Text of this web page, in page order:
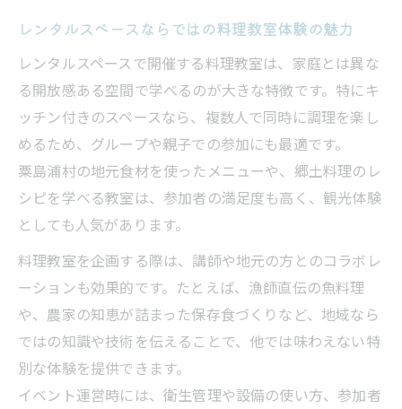
較
容
キッチン付きレンタルスペースの料金比較
ポイント
菓子製造業許可の有無をチェックする重要
性
調理器具や設備の充実度を見極める方法
レンタルスペース利用条件や最低利用時間
の確認
レンタルスペースならではの料理教室体験の魅力
レンタルスペースで開催する料理教室は、家庭とは異な
る開放感ある空間で学べるのが大きな特徴です。特にキ
ッチン付きのスペースなら、複数人で同時に調理を楽し
めるため、グループや親子での参加にも最適です。
粟島浦村の地元食材を使ったメニューや、郷土料理のレ
シピを学べる教室は、参加者の満足度も高く、観光体験
としても人気があります。
料理教室を企画する際は、講師や地元の方とのコラボレ
ーションも効果的です。たとえば、漁師直伝の魚料理
や、農家の知恵が詰まった保存食づくりなど、地域なら
ではの知識や技術を伝えることで、他では味わえない特
別な体験を提供できます。
イベント運営時には、衛生管理や設備の使い方、参加者